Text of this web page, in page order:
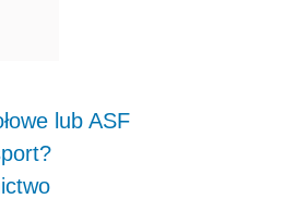
lub ASF